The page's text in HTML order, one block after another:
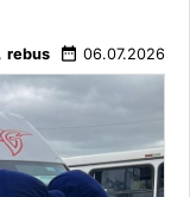
rebus date_range 06.07.2026